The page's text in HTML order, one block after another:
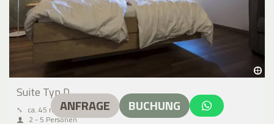
Suite Typ D
⤡ ca. 45 m²
2 - 5 Personen
ANFRAGE BUCHUNG